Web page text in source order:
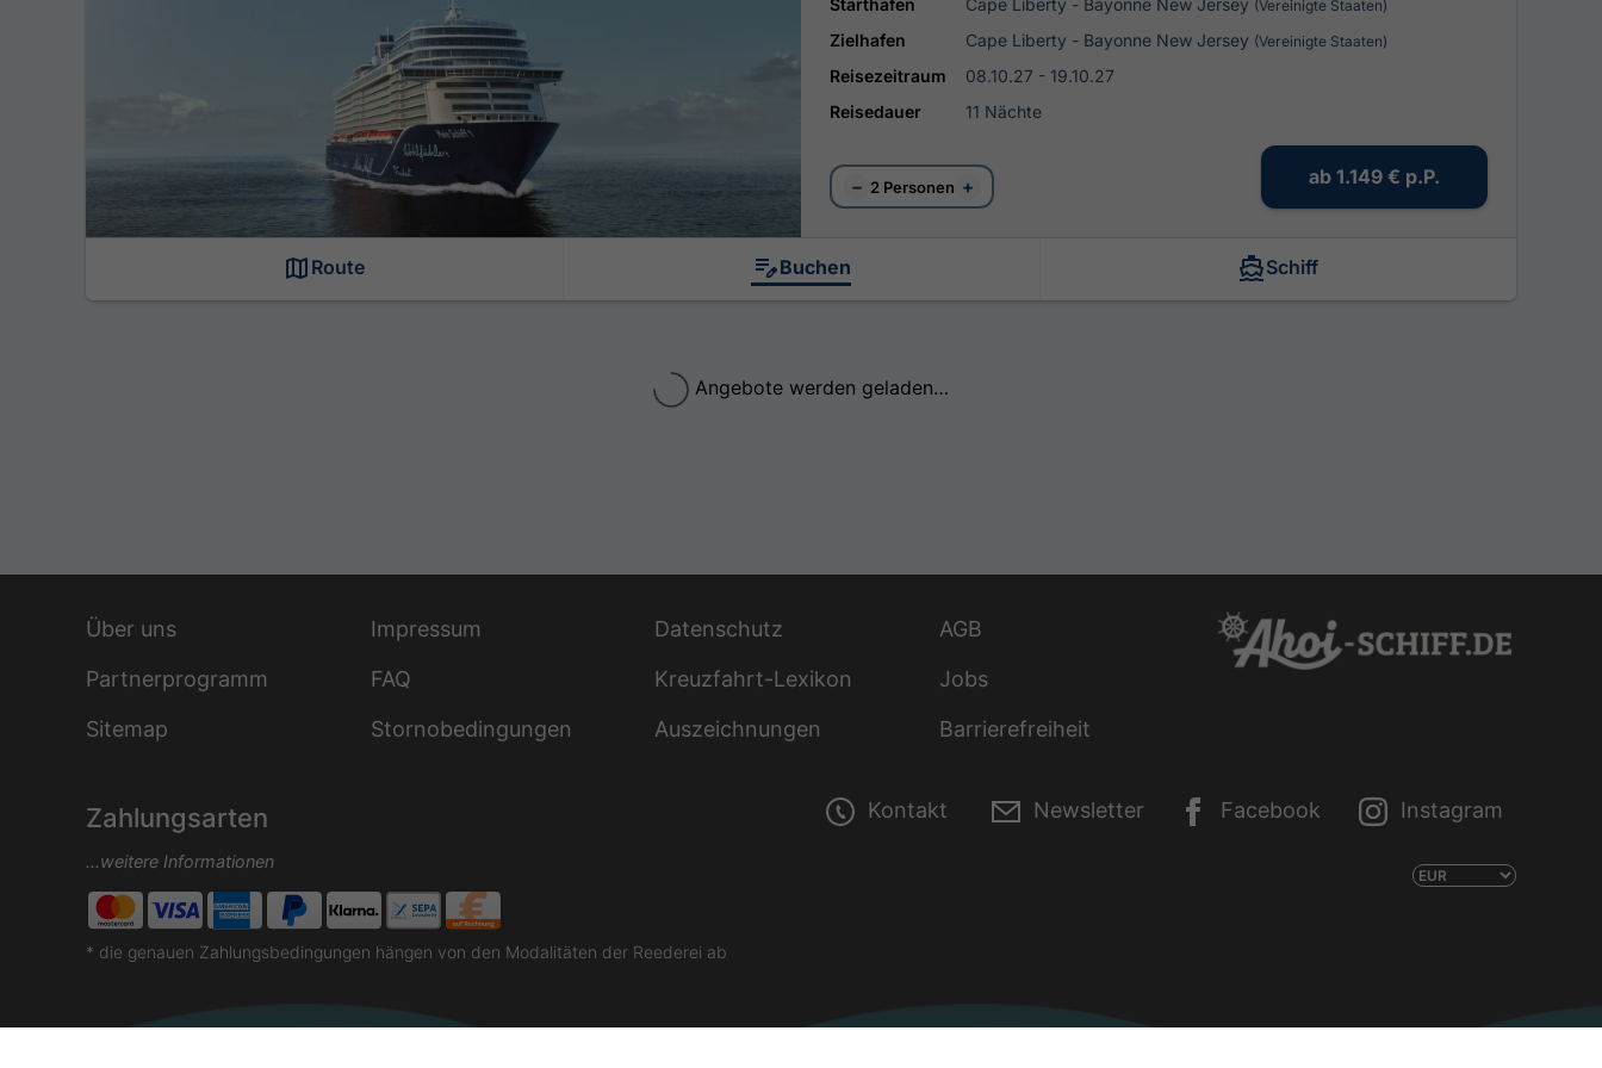
Starthafen
Cape Liberty - Bayonne New Jersey (Vereinigte Staaten)
Zielhafen Cape Liberty - Bayonne New Jersey (Vereinigte Staaten)
Reisezeitraum
08.10.27 - 19.10.27
Reisedauer
11 Nächte
− 2 Personen + ab 1.149 € p.P.
Route Buchen Schiff
Angebote werden geladen…
Über uns Impressum Datenschutz
AGB
Partnerprogramm
FAQ Kreuzfahrt-Lexikon
Jobs
Sitemap
Stornobedingungen Auszeichnungen Barrierefreiheit
Zahlungsarten
...weitere Informationen
* die genauen Zahlungsbedingungen hängen von den Modalitäten der Reederei ab
Kontakt Newsletter Facebook Instagram